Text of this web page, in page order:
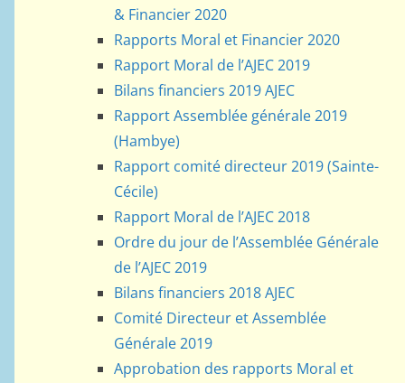
& Financier 2020
Rapports Moral et Financier 2020
Rapport Moral de l’AJEC 2019
Bilans financiers 2019 AJEC
Rapport Assemblée générale 2019
(Hambye)
Rapport comité directeur 2019 (Sainte-
Cécile)
Rapport Moral de l’AJEC 2018
Ordre du jour de l’Assemblée Générale
de l’AJEC 2019
Bilans financiers 2018 AJEC
Comité Directeur et Assemblée
Générale 2019
Approbation des rapports Moral et